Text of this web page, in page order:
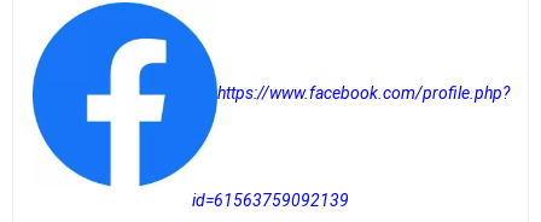
https://www.facebook.com/profile.php?
id=61563759092139